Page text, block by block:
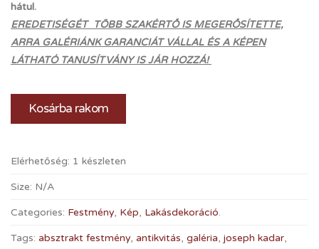
hátul.
EREDETISÉGÉT TÖBB SZAKÉRTŐ IS MEGERŐSÍTETTE,
ARRA GALÉRIÁNK GARANCIÁT VÁLLAL ÉS A KÉPEN
LÁTHATÓ TANUSÍTVÁNY IS JÁR HOZZÁ!
Kosárba rakom
Elérhetőség: 1 készleten
Size: N/A
Categories: Festmény, Kép, Lakásdekoráció.
Tags: absztrakt festmény, antikvitás, galéria, joseph kadar,